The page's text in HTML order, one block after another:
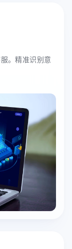
。精准识别意